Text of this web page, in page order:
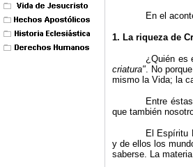
En el
1. La riqueza de
¿Quién es
criatura". No
mismo la Vida; la
Entre
que también
El Espíritu
y de ellos los
saberse. La